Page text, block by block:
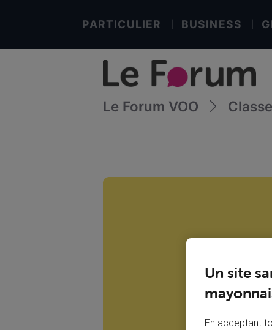
PARTICULIER BUSINESS
Le Forum VOO
L
Un site
En acceptant